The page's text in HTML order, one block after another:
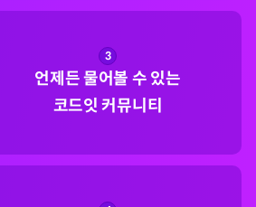
3
언제든 물어볼 수 있는
코드잇 커뮤니티